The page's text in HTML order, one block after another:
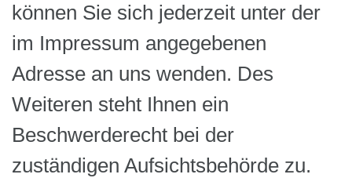
können Sie sich jederzeit unter der
im Impressum angegebenen
Adresse an uns wenden. Des
Weiteren steht Ihnen ein
Beschwerderecht bei der
zuständigen Aufsichtsbehörde zu.